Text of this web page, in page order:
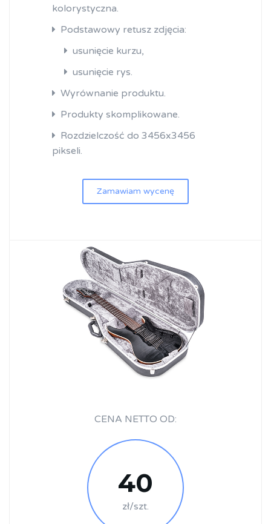
kolorystyczna.
Podstawowy retusz zdjęcia:
usunięcie kurzu,
usunięcie rys.
Wyrównanie produktu.
Produkty skomplikowane.
Rozdzielczość do 3456x3456
pikseli.
Zamawiam wycenę
CENA NETTO OD:
40
zł/szt.